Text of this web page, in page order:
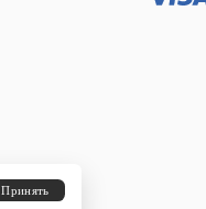
Принять